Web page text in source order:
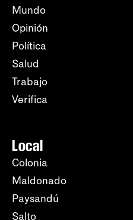
Mundo
Opinión
Política
Salud
Trabajo
Verifica
Local
Colonia
Maldonado
Paysandú
Salto